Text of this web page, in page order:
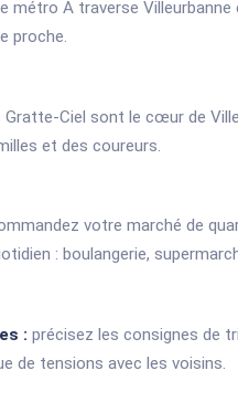
le métro A traverse
proche.
Gratte-Ciel sont le cœur de
et des coureurs.
votre marché de
: boulangerie,
:précisez les consignes de
de tensions avec les voisins.